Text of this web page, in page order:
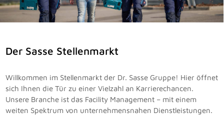
Der Sasse Stellenmarkt
Willkommen im Stellenmarkt der Dr. Sasse Gruppe! Hier öffnet
sich Ihnen die Tür zu einer Vielzahl an Karrierechancen.
Unsere Branche ist das Facility Management – mit einem
weiten Spektrum von unternehmensnahen Dienstleistungen.